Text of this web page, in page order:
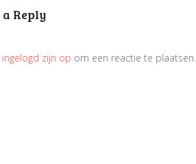
Reply
ingelogd zijn op om een reactie te plaatsen.